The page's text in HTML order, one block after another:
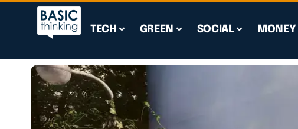
TECH GREEN SOCIAL MONEY